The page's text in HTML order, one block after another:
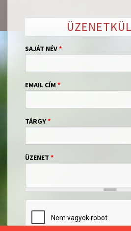
SAJÁT NÉV*
EMAIL CÍM *
TÁRGY*
ÜZENET *